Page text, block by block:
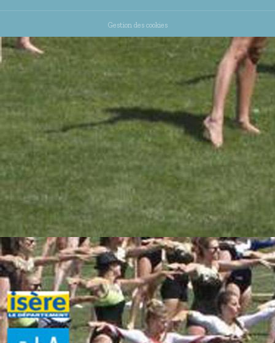
Gestion des cookies